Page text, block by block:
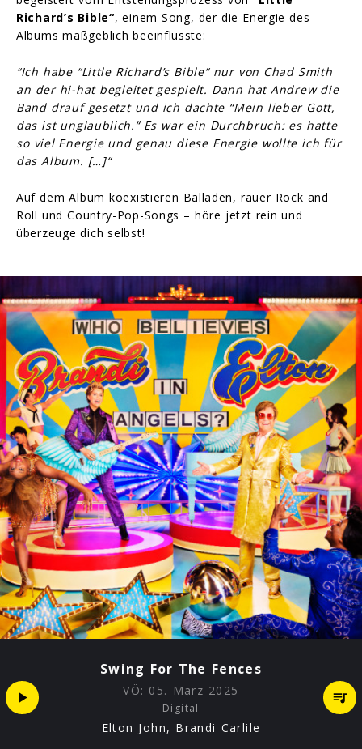
Richard’s Bible“, einem Song, der die Energie des
Albums maßgeblich beeinflusste:
“Ich habe “Little Richard’s Bible“ nur von Chad Smith
an der hi-hat begleitet gespielt. Dann hat Andrew die
Band drauf gesetzt und ich dachte “Mein lieber Gott,
das ist unglaublich.“ Es war ein Durchbruch: es hatte
so viel Energie und genau diese Energie wollte ich für
das Album. […]“
Auf dem Album koexistieren Balladen, rauer Rock and
Roll und Country-Pop-Songs – höre jetzt rein und
überzeuge dich selbst!
Swing For The Fences
VÖ: 05. März 2025
Digital
Elton John, Brandi Carlile